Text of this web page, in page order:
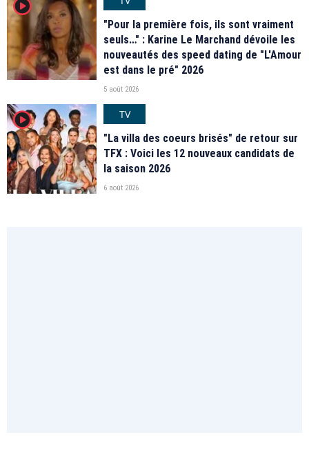
player2
"Pour la première fois, ils sont vraiment
seuls…" : Karine Le Marchand dévoile les
nouveautés des speed dating de "L'Amour
est dans le pré" 2026
5 août 2026
player2
TV
"La villa des coeurs brisés" de retour sur
TFX : Voici les 12 nouveaux candidats de
la saison 2026
6 août 2026